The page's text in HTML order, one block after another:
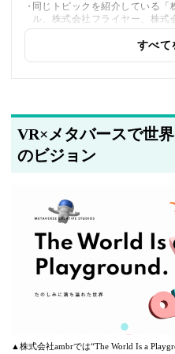
同じトピックを紹介している「
ル、株式会社フライヤー、株式
トヨクモ株式会社」への内部リ
すべて
VR×メタバースで世
のビジョン
▲株式会社ambrでは“The World Is a